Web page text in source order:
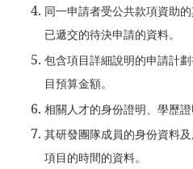
同一申請者受公共款項資助
已遞交的待決申請的資料。
包含項目詳細說明的申請計
目預算金額。
相關人才的身份證明、學歷
其研發團隊成員的身份資料
項目的時間的資料。